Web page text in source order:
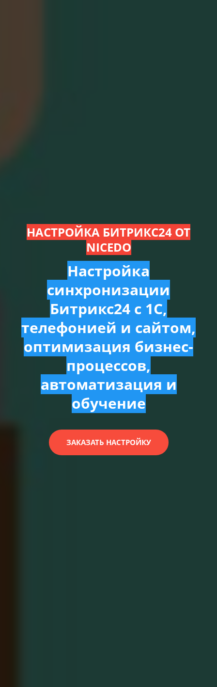
НАСТРОЙКА БИТРИКС24 ОТ
NICEDO
Настройка
синхронизации
Битрикс24 с 1С,
телефонией и сайтом,
оптимизация бизнес-
процессов,
автоматизация и
обучение
ЗАКАЗАТЬ НАСТРОЙКУ